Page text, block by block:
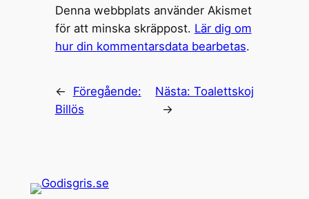
Denna webbplats använder Akismet
för att minska skräppost. Lär dig om
hur din kommentarsdata bearbetas.
←
Föregående:
Billös
Nästa:Toalettskoj
→